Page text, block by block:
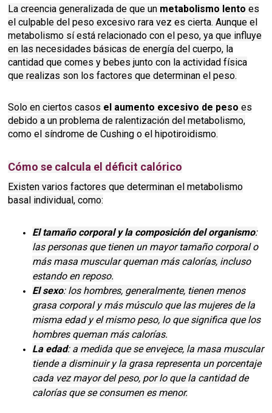
La creencia generalizada de que un metabolismo lento es
el culpable del peso excesivo rara vez es cierta. Aunque el
metabolismo sí está relacionado con el peso, ya que influye
en las necesidades básicas de energía del cuerpo, la
cantidad que comes y bebes junto con la actividad física
que realizas son los factores que determinan el peso.
Solo en ciertos casos el aumento excesivo de peso es
debido a un problema de ralentización del metabolismo,
como el síndrome de Cushing o el hipotiroidismo.
Cómo se calcula el déficit calórico
Existen varios factores que determinan el metabolismo
basal individual, como:
El tamaño corporal y la composición del organismo:
las personas que tienen un mayor tamaño corporal o
más masa muscular queman más calorías, incluso
estando en reposo.
El sexo: los hombres, generalmente, tienen menos
grasa corporal y más músculo que las mujeres de la
misma edad y el mismo peso, lo que significa que los
hombres queman más calorías.
La edad: a medida que se envejece, la masa muscular
tiende a disminuir y la grasa representa un porcentaje
cada vez mayor del peso, por lo que la cantidad de
calorías que se consumen es menor.